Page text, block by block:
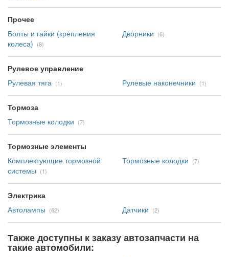
Прочее
Болты и гайки (крепления
колеса) (8)
Дворники (6)
Рулевое управление
Рулевая тяга (1) Рулевые наконечники (1)
Тормоза
Тормозные колодки (7)
Тормозные элементы
Комплектующие тормозной
системы (1)
Тормозные колодки (7)
Электрика
Автолампы (62) Датчики (2)
Также доступны к заказу автозапчасти на
такие автомобили: